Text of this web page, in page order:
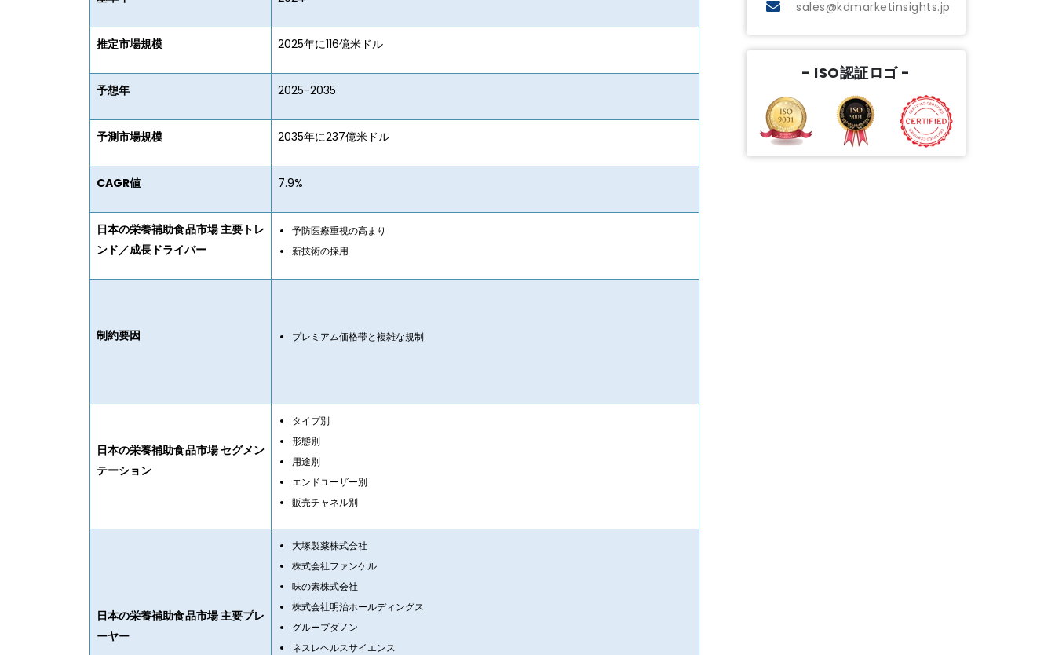
推定市場規模 2025年に116億米ドル
予想年 2025-2035
予測市場規模 2035年に237億米ドル
CAGR値 7.9%
日本の栄養補助食品市場 主要トレ
ンド／成長ドライバー
予防医療重視の高まり
新技術の採用
制約要因 プレミアム価格帯と複雑な規制
日本の栄養補助食品市場 セグメン
テーション
タイプ別
形態別
用途別
エンドユーザー別
販売チャネル別
日本の栄養補助食品市場 主要プレ
ーヤー
大塚製薬株式会社
株式会社ファンケル
味の素株式会社
株式会社明治ホールディングス
グループダノン
ネスレヘルスサイエンス
sales@kdmarketinsights.jp
- ISO認証ロゴ -